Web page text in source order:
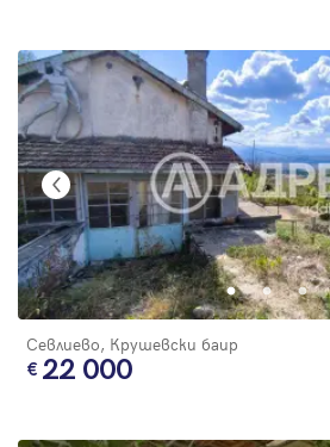
Севлиево, Крушевски баир
22 000